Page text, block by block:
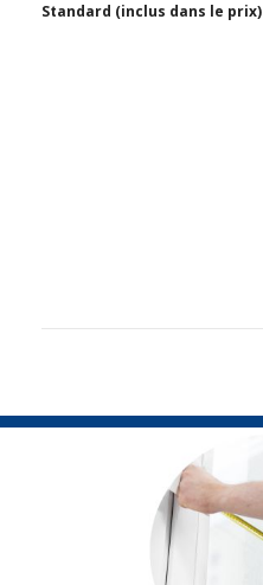
Standard (inclus dans le prix)